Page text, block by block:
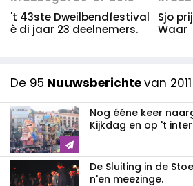
't 43ste Dweilbendfestival
è di jaar 23 deelnemers.
Sjo
Waar
De 95 Nuuwsberichtevan 2011
Nog ééne keer
Kijkdag en op 't
De Sluiting in de
n'en meezinge.